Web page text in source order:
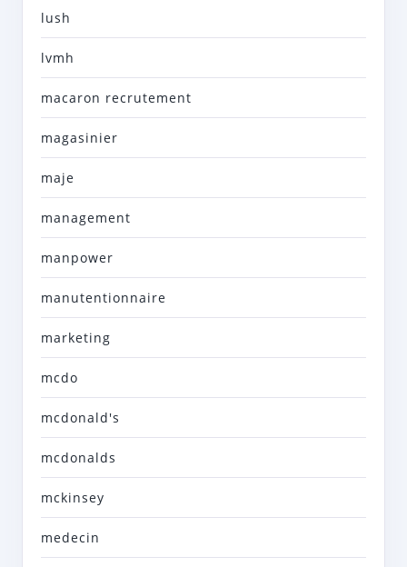
lush
lvmh
macaron recrutement
magasinier
maje
management
manpower
manutentionnaire
marketing
mcdo
mcdonald's
mcdonalds
mckinsey
medecin